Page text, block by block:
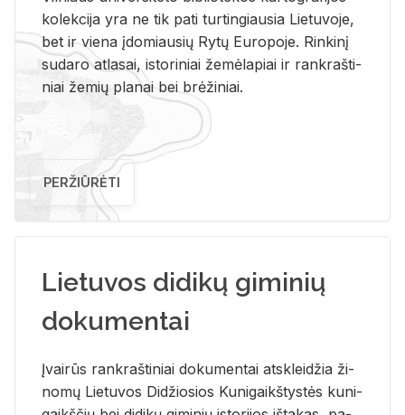
ko­lek­ci­ja yra ne tik pati tur­tin­giau­sia Lie­tu­vo­je,
bet ir vie­na įdo­miau­sių Rytų Eu­ro­po­je. Rin­ki­nį
su­da­ro at­la­sai, is­to­ri­niai že­mė­la­piai ir rank­raš­ti­
niai že­mių pla­nai bei brė­ži­niai.
PERŽIŪRĖTI
Lietuvos didikų giminių
dokumentai
Įvai­rūs rank­raš­ti­niai do­ku­men­tai at­sklei­džia ži­
no­mų Lie­tu­vos Di­džio­sios Ku­ni­gaikš­tys­tės ku­ni­